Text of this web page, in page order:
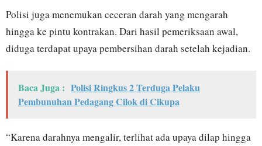
Polisi juga menemukan ceceran darah yang mengarah
hingga ke pintu kontrakan. Dari hasil pemeriksaan awal,
diduga terdapat upaya pembersihan darah setelah kejadian.
Baca Juga : Polisi Ringkus 2 Terduga Pelaku
Pembunuhan Pedagang Cilok di Cikupa
“Karena darahnya mengalir, terlihat ada upaya dilap hingga